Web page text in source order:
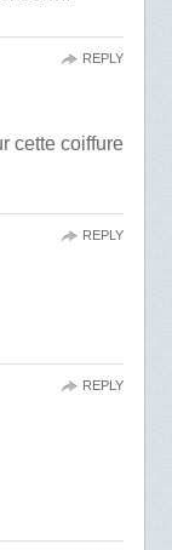
cette coiffure
REPLY
REPLY
REPLY